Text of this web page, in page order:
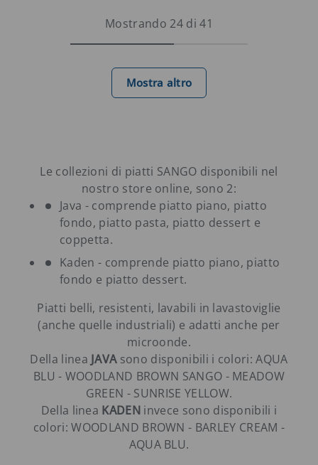
Mostrando 24 di 41
Mostra altro
Le collezioni di piatti SANGO disponibili nel
nostro store online, sono 2:
Java - comprende piatto piano, piatto
fondo, piatto pasta, piatto dessert e
coppetta.
Kaden - comprende piatto piano, piatto
fondo e piatto dessert.
Piatti belli, resistenti, lavabili in lavastoviglie
(anche quelle industriali) e adatti anche per
microonde.
Della linea JAVA sono disponibili i colori: AQUA
BLU - WOODLAND BROWN SANGO - MEADOW
GREEN - SUNRISE YELLOW.
Della linea KADEN invece sono disponibili i
colori: WOODLAND BROWN - BARLEY CREAM -
AQUA BLU.